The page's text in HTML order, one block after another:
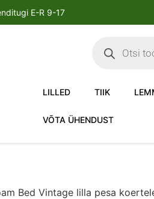
E-R 9-17
LILLED TIIK
VÕTA ÜHENDUST
Bed Vintage lilla pesa